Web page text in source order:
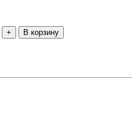
В корзину